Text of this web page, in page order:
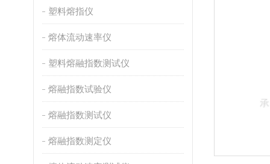
塑料熔指仪
熔体流动速率仪
塑料熔融指数测试仪
熔融指数试验仪
熔融指数测试仪
熔融指数测定仪